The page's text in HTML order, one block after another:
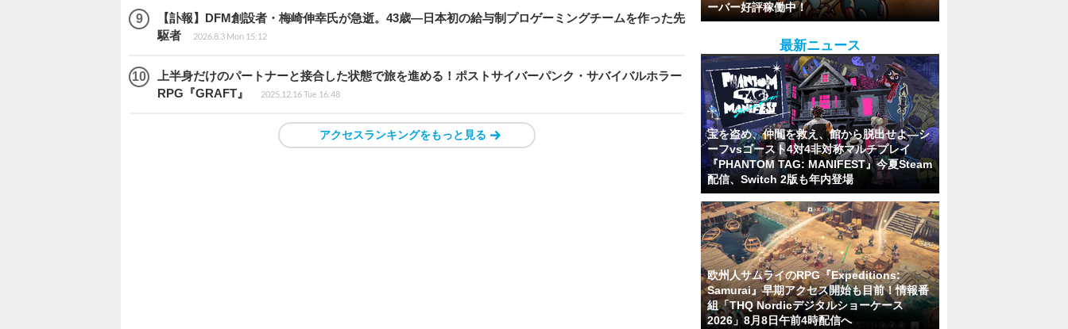
【訃報】DFM創設者・梅崎伸幸氏が急逝。43歳―日本初の給与制プロゲーミングチームを作った先
駆者
2026.8.3 Mon 15:12
上半身だけのパートナーと接合した状態で旅を進める！ポストサイバーパンク・サバイバルホラー
RPG『GRAFT』
2025.12.16 Tue 16:48
アクセスランキングをもっと見る
ーバー好評稼働中！
最新ニュース
宝を盗め、仲間を救え、館から脱出せよ―シ
ーフvsゴースト4対4非対称マルチプレイ
『PHANTOM TAG: MANIFEST』今夏Steam
配信、Switch 2版も年内登場
欧州人サムライのRPG『Expeditions:
Samurai』早期アクセス開始も目前！情報番
組「THQ Nordicデジタルショーケース
2026」8月8日午前4時配信へ